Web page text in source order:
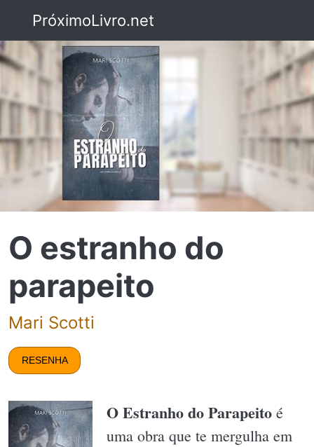
PróximoLivro.net
O estranho do
parapeito
Mari Scotti
RESENHA
O Estranho do Parapeito é
uma obra que te mergulha em